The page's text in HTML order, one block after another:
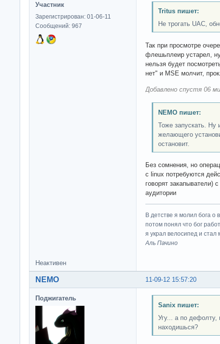
Участник
Зарегистрирован: 01-06-11
Сообщений: 967
Tritus пишет:
Не трогать UAC,
Так при просмотре
флешьплеир устарел,
нельзя будет
нет" и MSE молчит,
Добавлено спустя 06
NEMO пишет:
Тоже запускать. Ну
желающего
остановит.
Без сомнения, но
с linux потребуются
говорят закапыватели)
аудитории
В детстве я молил бога о
потом понял что бог
я украл велосипед и стал
Аль Пачино
Неактивен
11-09-12 15:57:20
NEMO
Поджигатель
Sanix пишет:
Угу... а по дефолту,
находишься?